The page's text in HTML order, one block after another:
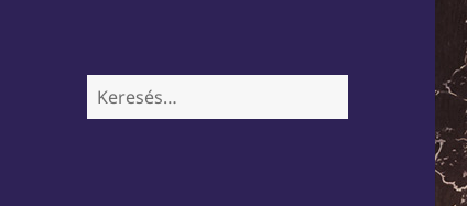
Keresés: